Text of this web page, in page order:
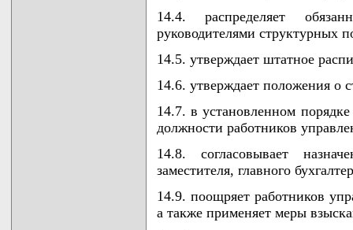
14.4. распределяет
руководителями структурных
14.5. утверждает штатное
14.6. утверждает положения о
14.7. в установленном
должности работников
14.8. согласовывает
заместителя, главного
14.9. поощряет работников
а также применяет меры